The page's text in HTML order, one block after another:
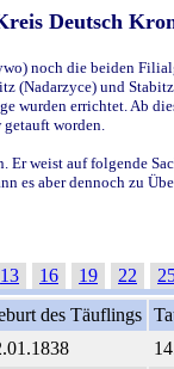
Deutsch
noch die beiden
(Nadarzyce) und
errichtet. Ab
worden.
Er weist auf folgende
aber dennoch zu
13 16 19 22
des Täuflings